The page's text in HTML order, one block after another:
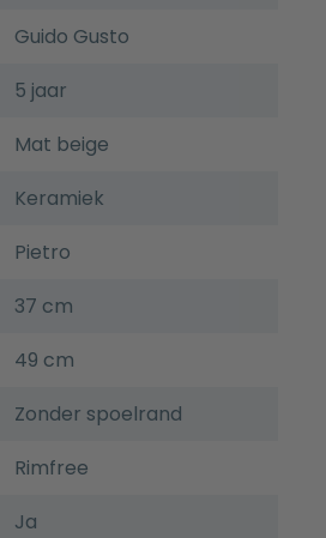
Guido Gusto
5 jaar
Mat beige
Keramiek
Pietro
37 cm
49 cm
Zonder spoelrand
Rimfree
Ja